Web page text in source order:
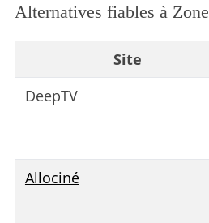
Alternatives fiables à
Site
DeepTV
Allociné